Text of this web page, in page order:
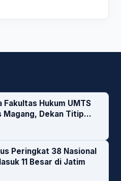
Fakultas Hukum UMTS
Magang, Dekan Titip
Peringkat 38 Nasional
11 Besar di Jatim